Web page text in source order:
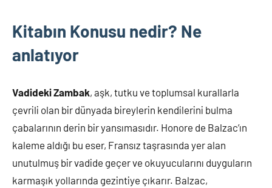
Kitabın Konusu nedir? Ne
anlatıyor
Vadideki Zambak, aşk, tutku ve toplumsal kurallarla
çevrili olan bir dünyada bireylerin kendilerini bulma
çabalarının derin bir yansımasıdır. Honore de Balzac’ın
kaleme aldığı bu eser, Fransız taşrasında yer alan
unutulmuş bir vadide geçer ve okuyucularını duyguların
karmaşık yollarında gezintiye çıkarır. Balzac,